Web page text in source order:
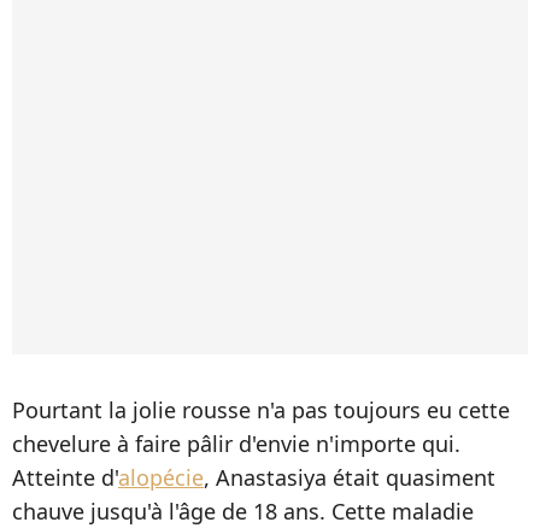
Pourtant la jolie rousse n'a pas toujours eu cette
chevelure à faire pâlir d'envie n'importe qui.
Atteinte d'alopécie, Anastasiya était quasiment
chauve jusqu'à l'âge de 18 ans. Cette maladie